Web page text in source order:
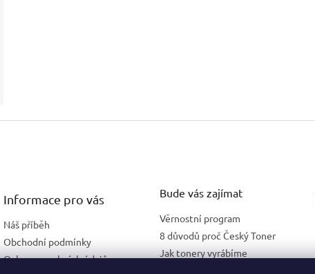
Informace pro vás
Náš příběh
Obchodní podmínky
Ochrana osobních údajů
Bude vás zajímat
Věrnostní program
8 důvodů proč Český Toner
Jak tonery vyrábíme